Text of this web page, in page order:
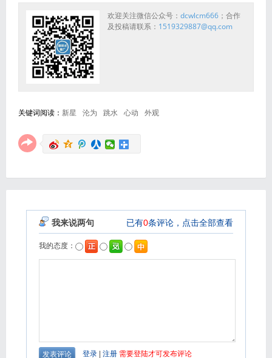
欢迎关注微信公众号： dcwlcm666；合作
及投稿请联系： 1519329887@qq.com
关键词阅读： 新星 沦为 跳水 心动 外观